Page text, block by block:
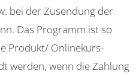
bei der Zusendung der
Das Programm ist so
Produkt/ Onlinekurs-
werden, wenn die Zahlung